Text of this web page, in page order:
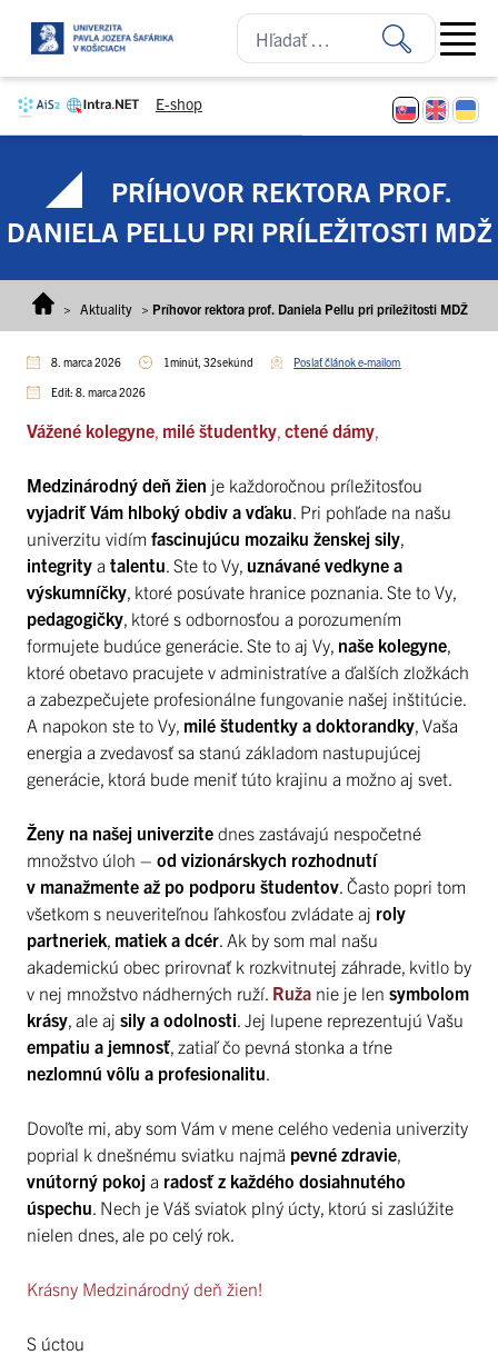
E-shop
Open
PRÍHOVOR REKTORA PROF.
DANIELA PELLU PRI PRÍLEŽITOSTI MDŽ
> Aktuality > Príhovor rektora prof. Daniela Pellu pri príležitosti MDŽ
8. marca 2026 1minút, 32sekúnd Poslať článok e-mailom
Edit: 8. marca 2026
Vážené kolegyne milé študentky ctené dámy
Medzinárodný deň žien je každoročnou príležitosťou
vyjadriť Vám hlboký obdiv a vďaku . Pri pohľade na našu
univerzitu vidím fascinujúcu mozaiku ženskej sily
integrity a talentu . Ste to Vy, uznávané vedkyne a
výskumníčky , ktoré posúvate hranice poznania. Ste to Vy,
pedagogičky , ktoré s odbornosťou a porozumením
formujete budúce generácie. Ste to aj Vy, naše kolegyne
ktoré obetavo pracujete v administratíve a ďalších zložkách
a zabezpečujete profesionálne fungovanie našej inštitúcie.
A napokon ste to Vy, milé študentky a doktorandky , Vaša
energia a zvedavosť sa stanú základom nastupujúcej
generácie, ktorá bude meniť túto krajinu a možno aj svet.
Ženy na našej univerzite dnes zastávajú nespočetné
množstvo úloh – od vizionárskych rozhodnutí
v manažmente až po podporu študentov . Často popri tom
všetkom s neuveriteľnou ľahkosťou zvládate aj roly
partneriek matiek a dcér . Ak by som mal našu
akademickú obec prirovnať k rozkvitnutej záhrade, kvitlo by
v nej množstvo nádherných ruží. Ruža nie je len symbolom
krásy , ale aj sily a odolnosti . Jej lupene reprezentujú Vašu
empatiu a jemnosť, zatiaľ čo pevná stonka a tŕne
nezlomnú vôľu a profesionalitu
Dovoľte mi, aby som Vám v mene celého vedenia univerzity
poprial k dnešnému sviatku najmä pevné zdravie
vnútorný pokoj a radosť z každého dosiahnutého
úspechu . Nech je Váš sviatok plný úcty, ktorú si zaslúžite
nielen dnes, ale po celý rok.
Krásny Medzinárodný deň žien!
S úctou